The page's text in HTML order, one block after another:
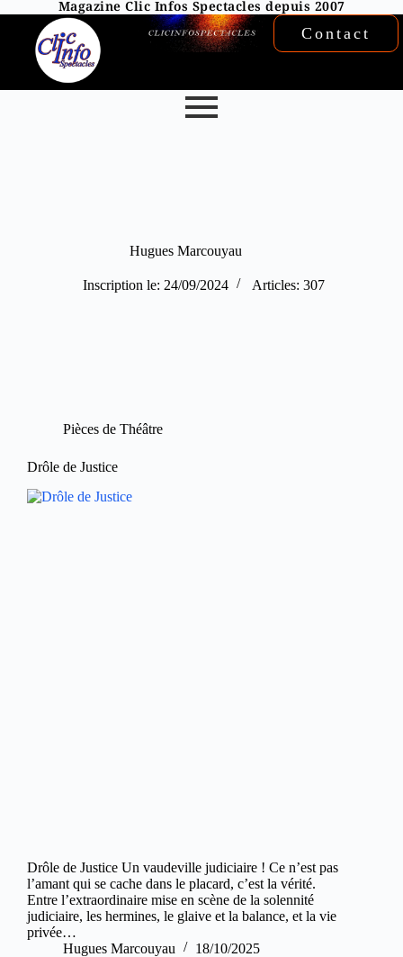
Magazine Clic Infos Spectacles depuis 2007
Contact
Hugues Marcouyau
Inscription le: 24/09/2024 Articles: 307
Pièces de Théâtre
Drôle de Justice
Drôle de Justice Un vaudeville judiciaire ! Ce n’est pas
l’amant qui se cache dans le placard, c’est la vérité.
Entre l’extraordinaire mise en scène de la solennité
judiciaire, les hermines, le glaive et la balance, et la vie
privée…
Hugues Marcouyau
18/10/2025